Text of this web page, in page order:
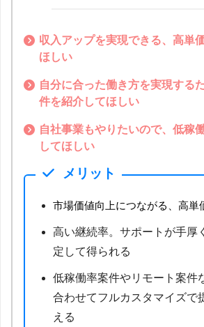
収入アップを実現できる、高単
ほしい
自分に合った働き方を実現する
件を紹介してほしい
自社事業もやりたいので、低稼
してほしい
メリット
市場価値向上につながる、高単
高い継続率。サポートが手厚
定して得られる
低稼働率案件やリモート案件
合わせてフルカスタマイズで
える